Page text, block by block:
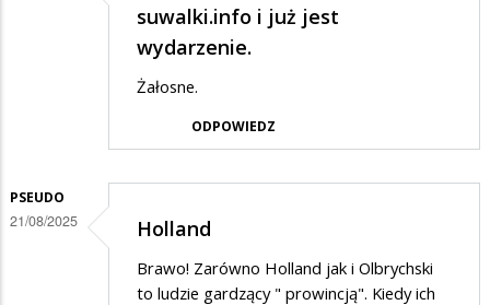
działalość
suwalki.info i już jest
wydarzenie.
Żałosne.
ODPOWIEDZ
PSEUDO
21/08/2025 Holland
Brawo! Zarówno Holland jak i Olbrychski
to ludzie gardzący " prowincją". Kiedy ich